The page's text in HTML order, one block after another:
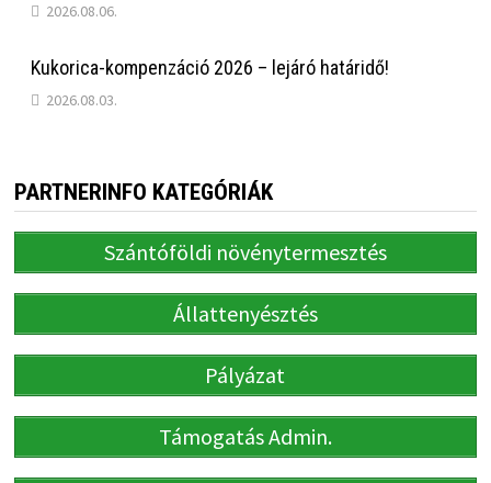
2026.08.06.
Kukorica-kompenzáció 2026 – lejáró határidő!
2026.08.03.
PARTNERINFO KATEGÓRIÁK
Szántóföldi növénytermesztés
Állattenyésztés
Pályázat
Támogatás Admin.